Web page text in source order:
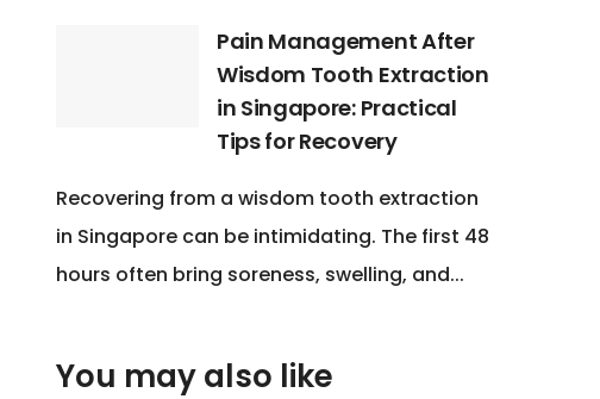
Pain Management After
Wisdom Tooth Extraction
in Singapore: Practical
Tips for Recovery
Recovering from a wisdom tooth extraction
in Singapore can be intimidating. The first 48
hours often bring soreness, swelling, and...
You may also like